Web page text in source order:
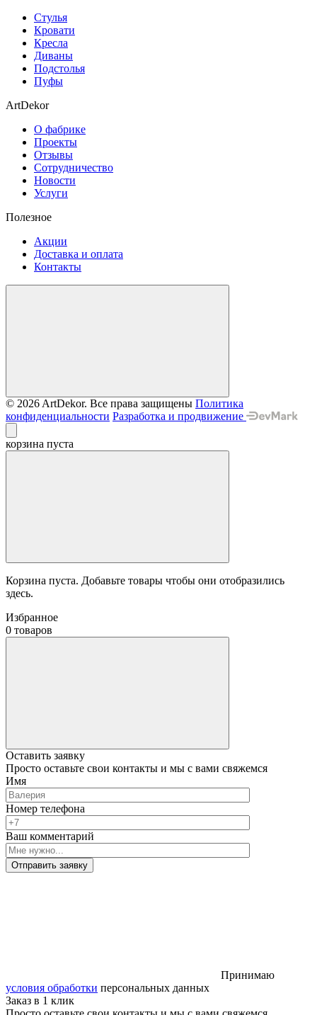
Стулья
Кровати
Кресла
Диваны
Подстолья
Пуфы
ArtDekor
О фабрике
Проекты
Отзывы
Сотрудничество
Новости
Услуги
Полезное
Акции
Доставка и оплата
Контакты
© 2026 ArtDekor. Все права защищены Политика
конфиденциальности Разработка и продвижение
корзина пуста
Корзина пуста. Добавьте товары чтобы они отобразились
здесь.
Избранное
0 товаров
Оставить заявку
Просто оставьте свои контакты и мы с вами свяжемся
Имя
Номер телефона
Ваш комментарий
Отправить заявку
Принимаю
условия обработки персональных данных
Заказ в 1 клик